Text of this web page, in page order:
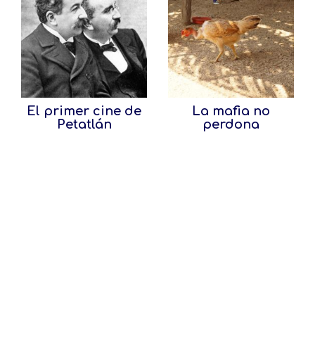
El primer cine de
Petatlán
La mafia no
perdona